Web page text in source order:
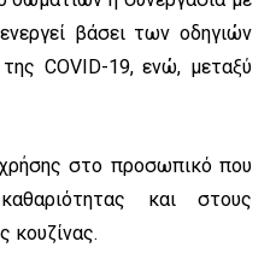
βάσει των οδηγιών
COVID-19, ενώ, μεταξύ
στο προσωπικό που
και στους
κουζίνας.